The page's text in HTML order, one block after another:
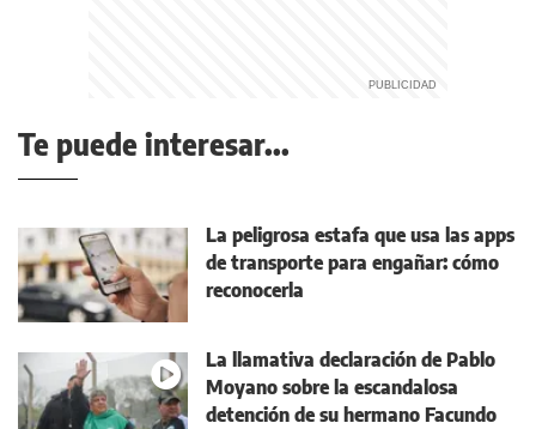
Te puede interesar...
La peligrosa estafa que usa las apps
de transporte para engañar: cómo
reconocerla
La llamativa declaración de Pablo
Moyano sobre la escandalosa
detención de su hermano Facundo